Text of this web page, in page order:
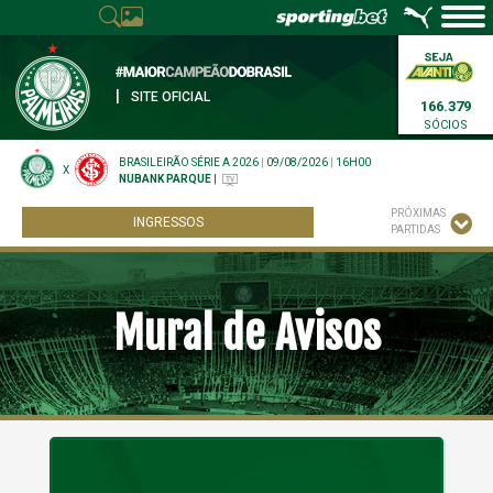
SITE OFICIAL
166.379
SÓCIOS
X
BRASILEIRÃO SÉRIE A 2026 09/08/2026
16H00
NUBANK PARQUE
INGRESSOS
PRÓXIMAS
PARTIDAS
Mural de Avisos